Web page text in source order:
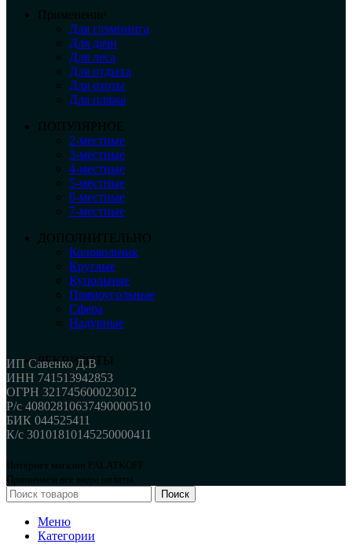
Применение
Для глэмпинга
Для дачи
Для леса
Для отдыха
Для охоты
Для пляжа
ПОПУЛЯРНОЕ
2-местные
3-местные
4-местные
5-местные
6-местные
7-местные
ДОПОЛНИТЕЛЬНО
Колокольчик
Круглые
Купольные
Прямоугольные
Сфера
Надувные
РЕКВИЗИТЫ
ИП Савенко Д.В
ИНН 741513942853
ОГРН 321745600023012
Р/с 40802810637490000510
БИК 044525411
К/с 30101810145250000411
Интернет магазин PALATKOFF
Принимаем все виды оплаты.
Поиск
Меню
Категории